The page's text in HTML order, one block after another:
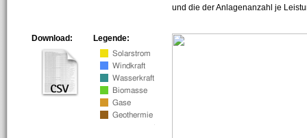
und die der Anlagenanzahl je
Legende:
Download: